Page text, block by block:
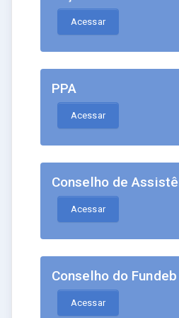
Acessar
PPA
Acessar
Conselho de
Acessar
Conselho do Fundeb
Acessar